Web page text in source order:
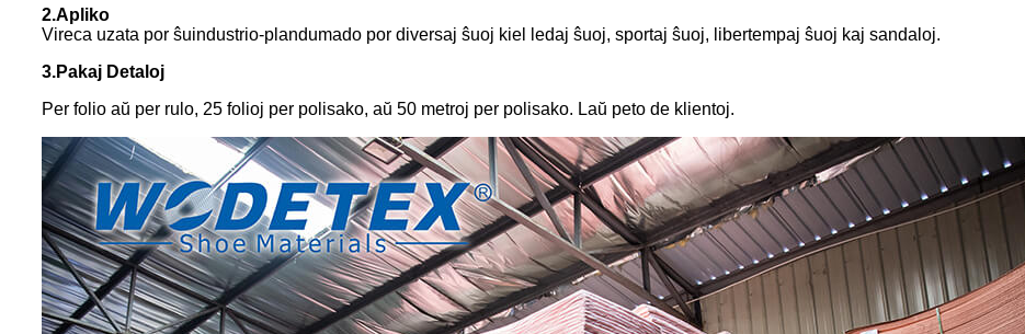
2.Apliko
Vireca uzata por ŝuindustrio-plandumado por diversaj ŝuoj kiel ledaj ŝuoj, sportaj ŝuoj, libertempaj ŝuoj kaj sandaloj.
3.Pakaj Detaloj
Per folio aŭ per rulo, 25 folioj per polisako, aŭ 50 metroj per polisako. Laŭ peto de klientoj.